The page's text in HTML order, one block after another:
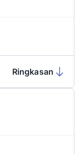
Ringkasan